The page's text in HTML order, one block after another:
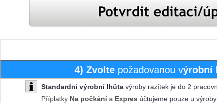
4) Zvolte požadovanou výrobní
Standardní výrobní lhůta výroby razítek je do 2
Příplatky Na počkánía Expres účtujeme pouze u